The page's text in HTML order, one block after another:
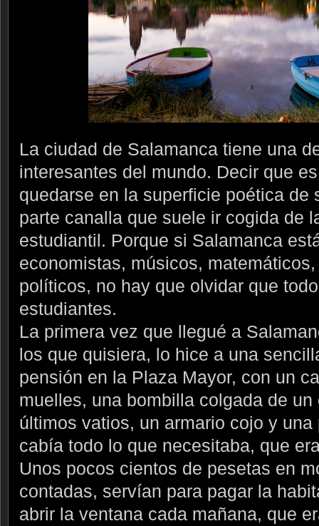
La ciudad de Salamanca tiene una
interesantes del mundo. Decir que
quedarse en la superficie poética de
parte canalla que suele ir cogida de
estudiantil. Porque si Salamanca
economistas, músicos,
políticos, no hay que olvidar que
estudiantes.
La primera vez que llegué a
los que quisiera, lo hice a una
pensión en la Plaza Mayor, con un
muelles, una bombilla colgada de
últimos vatios, un armario cojo y
cabía todo lo que necesitaba, que
Unos pocos cientos de pesetas en
contadas, servían para pagar la
abrir la ventana cada mañana, que